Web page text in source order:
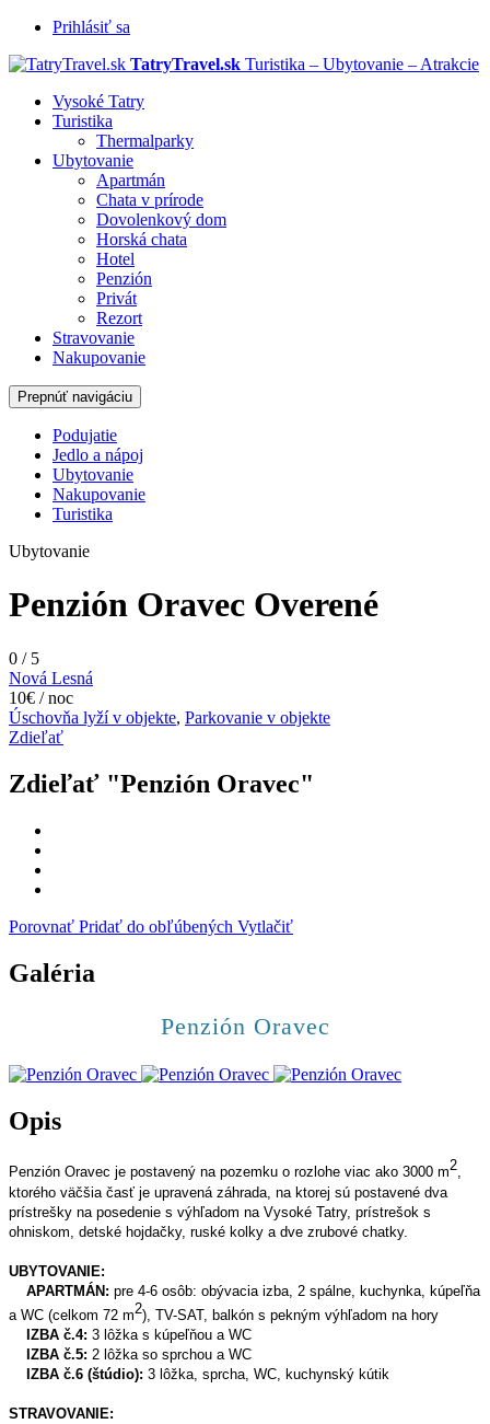
Prihlásiť sa
TatryTravel.sk Turistika – Ubytovanie – Atrakcie
Vysoké Tatry
Turistika
Thermalparky
Ubytovanie
Apartmán
Chata v prírode
Dovolenkový dom
Horská chata
Hotel
Penzión
Privát
Rezort
Stravovanie
Nakupovanie
Prepnúť navigáciu
Podujatie
Jedlo a nápoj
Ubytovanie
Nakupovanie
Turistika
Ubytovanie
Penzión Oravec Overené
0 /5
Nová Lesná
10€ / noc
Úschovňa lyží v objekte, Parkovanie v objekte
Zdieľať
Zdieľať "Penzión Oravec"
Porovnať Pridať do obľúbených Vytlačiť
Galéria
Penzión Oravec
Opis
Penzión Oravec je postavený na pozemku o rozlohe viac ako 3000 m2,
ktorého väčšia časť je upravená záhrada, na ktorej sú postavené dva
prístrešky na posedenie s výhľadom na Vysoké Tatry, prístrešok s
ohniskom, detské hojdačky, ruské kolky a dve zrubové chatky.
UBYTOVANIE:
APARTMÁN: pre 4-6 osôb: obývacia izba, 2 spálne, kuchynka, kúpeľňa
a WC (celkom 72 m2), TV-SAT, balkón s pekným výhľadom na hory
IZBA č.4: 3 lôžka s kúpeľňou a WC
IZBA č.5: 2 lôžka so sprchou a WC
IZBA č.6 (štúdio): 3 lôžka, sprcha, WC, kuchynský kútik
STRAVOVANIE: